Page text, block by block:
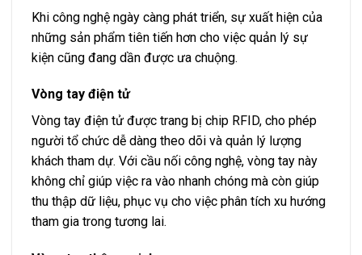
Khi công nghệ ngày càng phát triển, sự xuất hiện của
những sản phẩm tiên tiến hơn cho việc quản lý sự
kiện cũng đang dần được ưa chuộng.
Vòng tay điện tử
Vòng tay điện tử được trang bị chip RFID, cho phép
người tổ chức dễ dàng theo dõi và quản lý lượng
khách tham dự. Với cầu nối công nghệ, vòng tay này
không chỉ giúp việc ra vào nhanh chóng mà còn giúp
thu thập dữ liệu, phục vụ cho việc phân tích xu hướng
tham gia trong tương lai.